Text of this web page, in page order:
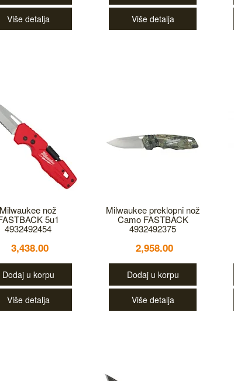
Više detalja Više detalja
Milwaukee nož
5u1
4932492454
3,438.00
Dodaj u korpu
Više detalja
Milwaukee preklopni nož
Camo FASTBACK
4932492375
2,958.00
Dodaj u korpu
Više detalja